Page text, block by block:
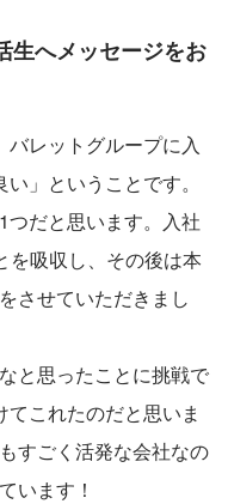
生へメッセージをお
バレットグループに入
」ということです。
だと思います。入社
を吸収し、その後は本
させていただきまし
と思ったことに挑戦で
これたのだと思いま
すごく活発な会社なの
います！